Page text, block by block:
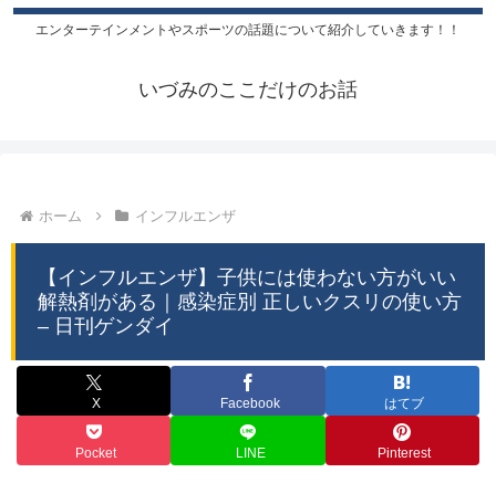
エンターテインメントやスポーツの話題について紹介していきます！！
いづみのここだけのお話
ホーム インフルエンザ
【インフルエンザ】子供には使わない方がいい
解熱剤がある｜感染症別 正しいクスリの使い方
– 日刊ゲンダイ
X Facebook はてブ
Pocket LINE Pinterest